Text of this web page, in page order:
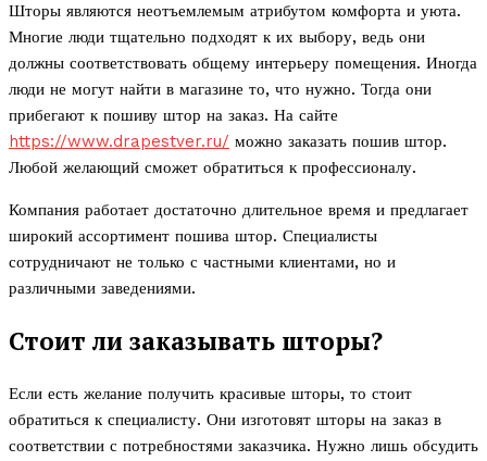
Шторы являются неотъемлемым атрибутом комфорта и уюта.
Многие люди тщательно подходят к их выбору, ведь они
должны соответствовать общему интерьеру помещения. Иногда
люди не могут найти в магазине то, что нужно. Тогда они
прибегают к пошиву штор на заказ. На сайте
https://www.drapestver.ru/ можно заказать пошив штор.
Любой желающий сможет обратиться к профессионалу.
Компания работает достаточно длительное время и предлагает
широкий ассортимент пошива штор. Специалисты
сотрудничают не только с частными клиентами, но и
различными заведениями.
Стоит ли заказывать шторы?
Если есть желание получить красивые шторы, то стоит
обратиться к специалисту. Они изготовят шторы на заказ в
соответствии с потребностями заказчика. Нужно лишь обсудить